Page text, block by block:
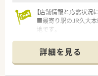
【店舗情報と応需状況
■最寄り駅のJR久大本
地です。
100枚です。
■薬剤師は正社員1名
務は4名体制です。
詳細を見る